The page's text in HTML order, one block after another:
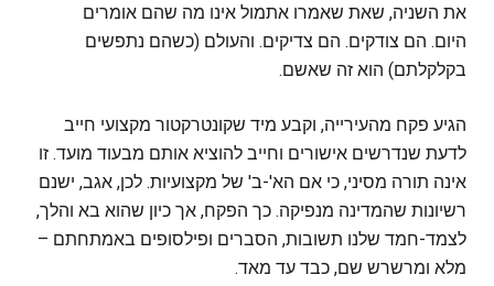
את השניה, שאת שאמרו אתמול אינו מה שהם אומרים
היום. הם צודקים. הם צדיקים. והעולם (כשהם נתפשים
בקלקלתם) הוא זה שאשם.
הגיע פקח מהעירייה, וקבע מיד שקונטרקטור מקצועי חייב
לדעת שנדרשים אישורים וחייב להוציא אותם מבעוד מועד. זו
אינה תורה מסיני, כי אם הא'-ב' של מקצועיות. לכן, אגב, ישנם
רשיונות שהמדינה מנפיקה. כך הפקח, אך כיון שהוא בא והלך,
לצמד-חמד שלנו תשובות, הסברים ופילסופים באמתחתם –
מלא ומרשרש שם, כבד עד מאד.